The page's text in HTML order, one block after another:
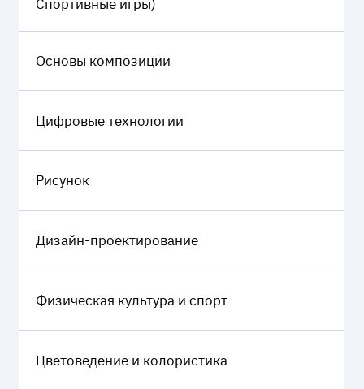
Спортивные игры)
Основы композиции
Цифровые технологии
Рисунок
Дизайн-проектирование
Физическая культура и спорт
Цветоведение и колористика